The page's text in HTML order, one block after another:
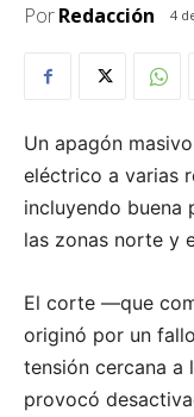
PorRedacción 4
Un apagón
eléctrico a varias
incluyendo buena
las zonas norte y
El corte —que
originó por un
tensión cercana a
provocó